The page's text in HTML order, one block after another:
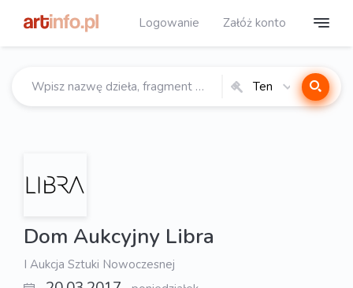
Logowanie Załóż konto
Ten
Dom Aukcyjny Libra
I Aukcja Sztuki Nowoczesnej